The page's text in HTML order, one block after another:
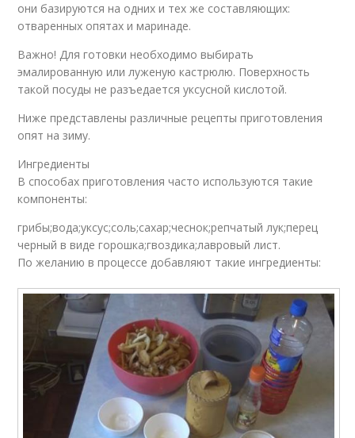
они базируются на одних и тех же составляющих:
отваренных опятах и маринаде.
Важно! Для готовки необходимо выбирать
эмалированную или луженую кастрюлю. Поверхность
такой посуды не разъедается уксусной кислотой.
Ниже представлены различные рецепты приготовления
опят на зиму.
Ингредиенты
В способах приготовления часто используются такие
компоненты:
грибы;вода;уксус;соль;сахар;чеснок;репчатый лук;перец
черный в виде горошка;гвоздика;лавровый лист.
По желанию в процессе добавляют такие ингредиенты: